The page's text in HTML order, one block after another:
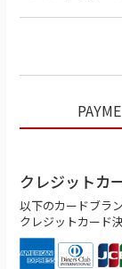
クレジットカ
以下のカードブラ
クレジットカード